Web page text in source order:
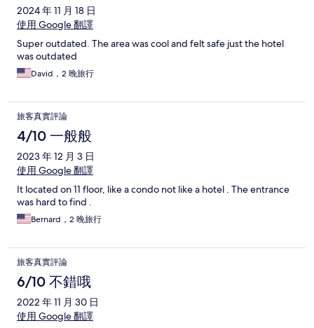
2024 年 11 月 18 日
使用 Google 翻譯
Super outdated. The area was cool and felt safe just the hotel
was outdated
David，2 晚旅行
旅客真實評論
4/10 一般般
2023 年 12 月 3 日
使用 Google 翻譯
It located on 11 floor, like a condo not like a hotel . The entrance
was hard to find .
Bernard，2 晚旅行
旅客真實評論
6/10 不錯哦
2022 年 11 月 30 日
使用 Google 翻譯